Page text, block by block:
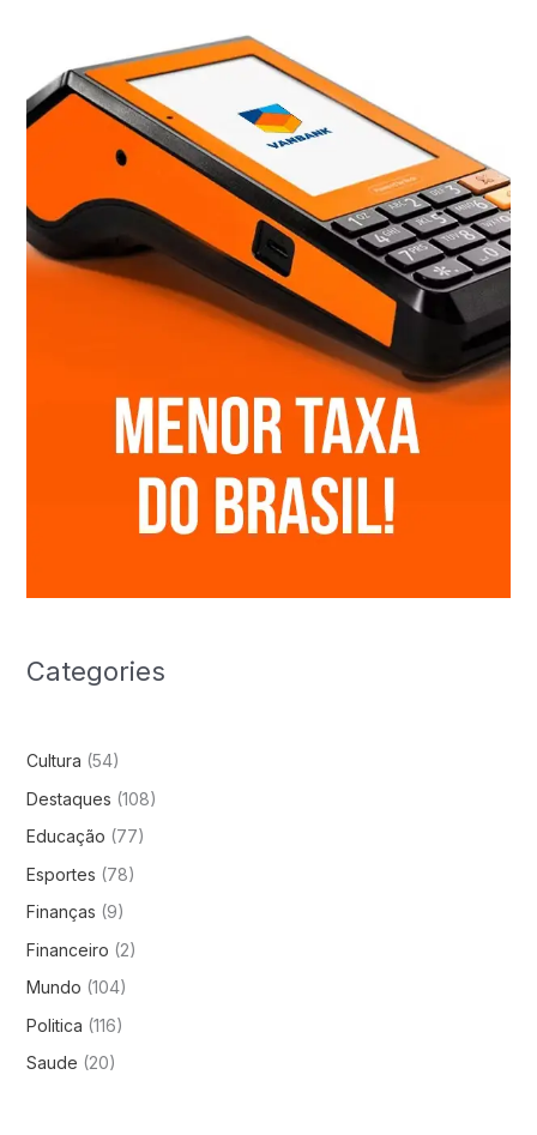
Categories
Cultura (54)
Destaques (108)
Educação (77)
Esportes (78)
Finanças (9)
Financeiro (2)
Mundo (104)
Politica (116)
Saude (20)